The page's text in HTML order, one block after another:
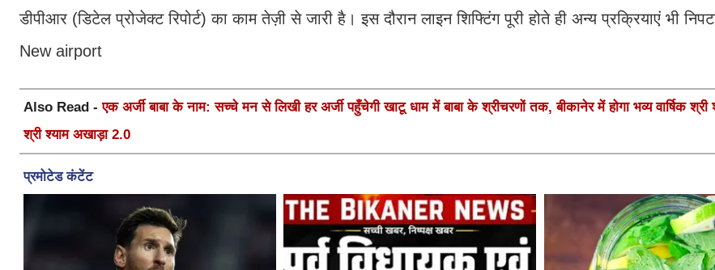
डीपीआर (डिटेल प्रोजेक्ट रिपोर्ट) का काम तेज़ी से जारी है। इस दौरान लाइन शिफ्टिंग पूरी होते ही अन्य प्रक्रियाएं भी
New airport
Also Read -एक अर्जी बाबा के नाम: सच्चे मन से लिखी हर अर्जी पहुँचेगी खाटू धाम में बाबा के श्रीचरणों तक, बीकानेर में होगा भव्य वार्षिक श्री
श्री श्याम अखाड़ा 2.0